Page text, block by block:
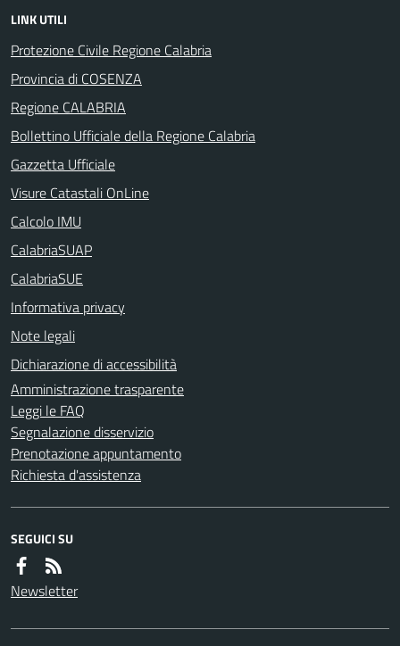
LINK UTILI
Protezione Civile Regione Calabria
Provincia di COSENZA
Regione CALABRIA
Bollettino Ufficiale della Regione Calabria
Gazzetta Ufficiale
Visure Catastali OnLine
Calcolo IMU
CalabriaSUAP
CalabriaSUE
Informativa privacy
Note legali
Dichiarazione di accessibilità
Amministrazione trasparente
Leggi le FAQ
Segnalazione disservizio
Prenotazione appuntamento
Richiesta d'assistenza
SEGUICI SU
Newsletter